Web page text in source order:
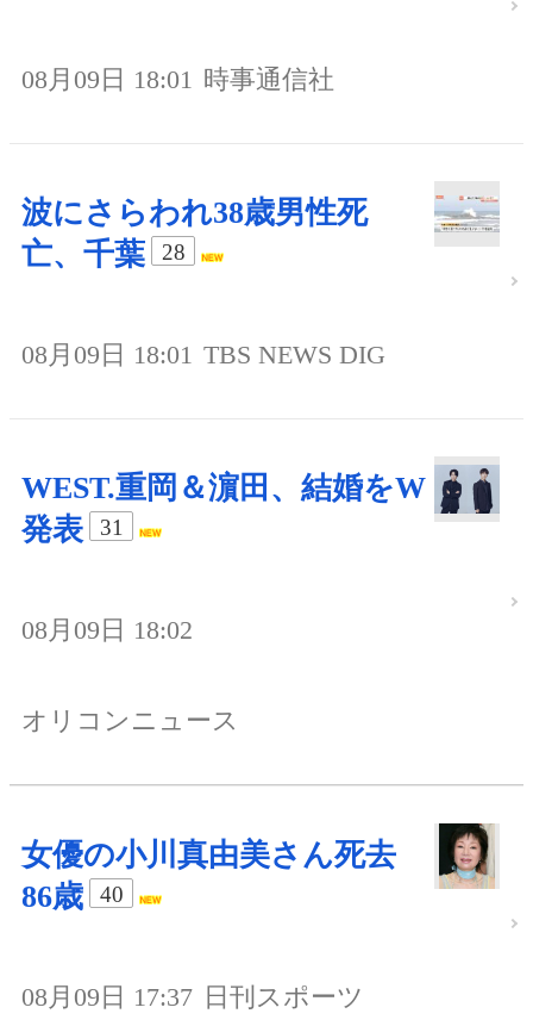
08月09日 18:01 時事通信社
波にさらわれ38歳男性死
亡、千葉
28
08月09日 18:01 TBS NEWS DIG
WEST.重岡＆濵田、結婚をW
発表
31
08月09日 18:02
オリコンニュース
女優の小川真由美さん死去
86歳
40
08月09日 17:37 日刊スポーツ